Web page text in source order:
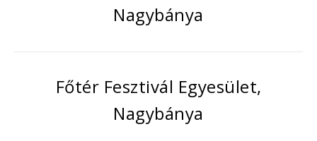
Nagybánya
Főtér Fesztivál Egyesület,
Nagybánya